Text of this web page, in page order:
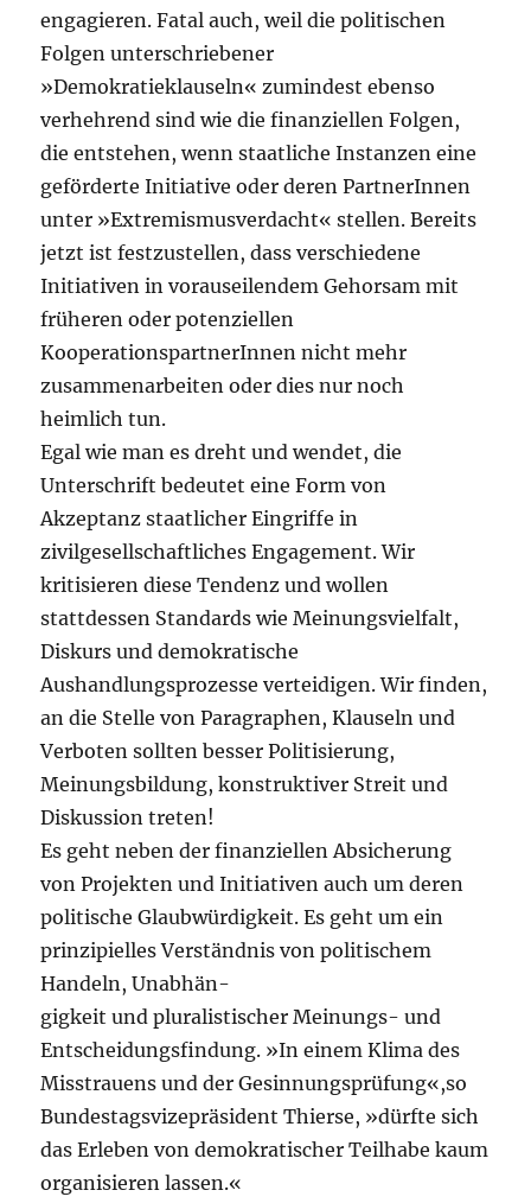
engagieren. Fatal auch, weil die politischen
Folgen unterschriebener
»Demokratieklauseln« zumindest ebenso
verhehrend sind wie die finanziellen Folgen,
die entstehen, wenn staatliche Instanzen eine
geförderte Initiative oder deren PartnerInnen
unter »Extremismusverdacht« stellen. Bereits
jetzt ist festzustellen, dass verschiedene
Initiativen in vorauseilendem Gehorsam mit
früheren oder potenziellen
KooperationspartnerInnen nicht mehr
zusammenarbeiten oder dies nur noch
heimlich tun.
Egal wie man es dreht und wendet, die
Unterschrift bedeutet eine Form von
Akzeptanz staatlicher Eingriffe in
zivilgesellschaftliches Engagement. Wir
kritisieren diese Tendenz und wollen
stattdessen Standards wie Meinungsvielfalt,
Diskurs und demokratische
Aushandlungsprozesse verteidigen. Wir finden,
an die Stelle von Paragraphen, Klauseln und
Verboten sollten besser Politisierung,
Meinungsbildung, konstruktiver Streit und
Diskussion treten!
Es geht neben der finanziellen Absicherung
von Projekten und Initiativen auch um deren
politische Glaubwürdigkeit. Es geht um ein
prinzipielles Verständnis von politischem
Handeln, Unabhän-
gigkeit und pluralistischer Meinungs- und
Entscheidungsfindung. »In einem Klima des
Misstrauens und der Gesinnungsprüfung«,so
Bundestagsvizepräsident Thierse, »dürfte sich
das Erleben von demokratischer Teilhabe kaum
organisieren lassen.«